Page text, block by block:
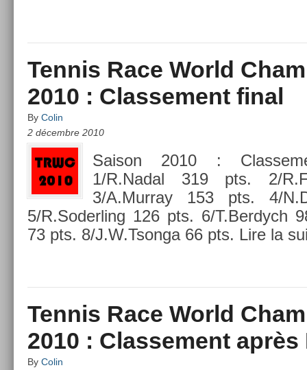
Tennis Race World
2010 : Classement final
By Colin
2 décembre 2010
Saison 2010 :
1/R.Nadal 319 pts. 2/
3/A.Murray 153 pts. 4/
5/R.Soderling 126 pts. 6/T.Berdych
73 pts. 8/J.W.Tsonga 66 pts. Lire la
Tennis Race World
2010 : Classement
By Colin